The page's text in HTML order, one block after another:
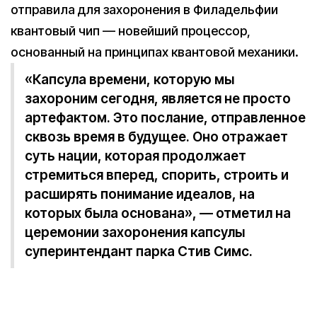
отправила для захоронения в Филадельфии
квантовый чип — новейший процессор,
основанный на принципах квантовой механики.
«Капсула времени, которую мы
захороним сегодня, является не просто
артефактом. Это послание, отправленное
сквозь время в будущее. Оно отражает
суть нации, которая продолжает
стремиться вперед, спорить, строить и
расширять понимание идеалов, на
которых была основана», — отметил на
церемонии захоронения капсулы
суперинтендант парка Стив Симс.